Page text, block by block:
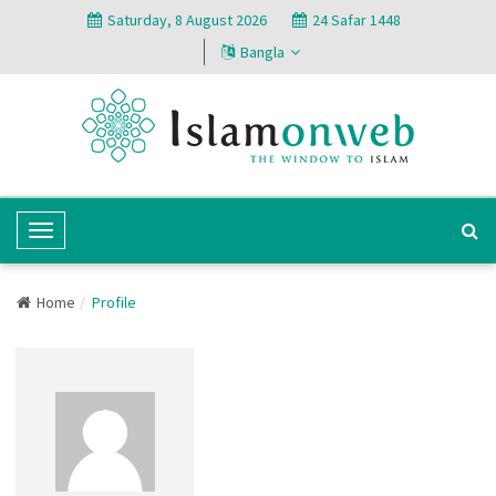
Saturday, 8 August 2026
24 Safar 1448
Bangla
T
o
g
Home Profile